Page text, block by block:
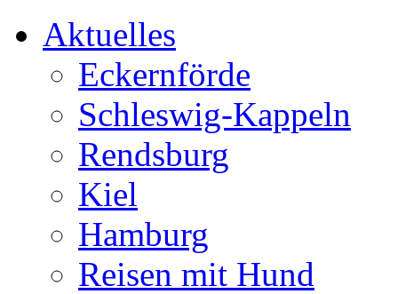
Aktuelles
Eckernförde
Schleswig-Kappeln
Rendsburg
Kiel
Hamburg
Reisen mit Hund